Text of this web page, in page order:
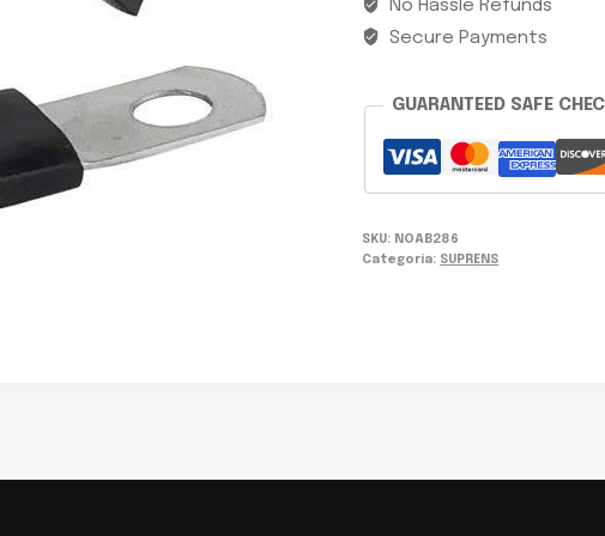
No Hassle Refunds
Secure Payments
GUARANTEED SAFE
SKU: NOAB286
Categoría: SUPRENS